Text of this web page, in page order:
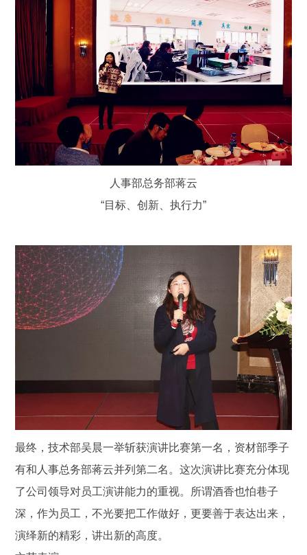
人事部总务部蒋云
“目标、创新、执行力”
最终，技术部吴晨一举斩获演讲比赛第一名，资材部季子
有和人事总务部蒋云并列第二名。这次演讲比赛充分体现
了公司领导对员工演讲能力的重视。所谓酒香也怕巷子
深，作为员工，不光要把工作做好，更要善于表达出来，
演绎新的精彩，讲出新的高度。